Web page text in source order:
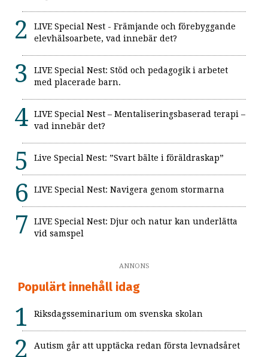
LIVE Special Nest - Främjande och förebyggande
elevhälsoarbete, vad innebär det?
LIVE Special Nest: Stöd och pedagogik i arbetet
med placerade barn.
LIVE Special Nest – Mentaliseringsbaserad terapi –
vad innebär det?
Live Special Nest: ”Svart bälte i föräldraskap”
LIVE Special Nest: Navigera genom stormarna
LIVE Special Nest: Djur och natur kan underlätta
vid samspel
ANNONS
Populärt innehåll idag
Riksdagsseminarium om svenska skolan
Autism går att upptäcka redan första levnadsåret